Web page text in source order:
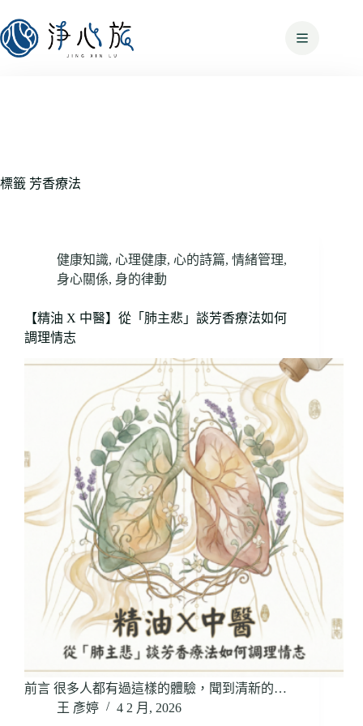
標籤 芳香療法
健康知識, 心理健康, 心的詩篇, 情緒管理,
身心關係, 身的律動
【精油 X 中醫】從「肺主悲」談芳香療法如何
調理情志
前言 很多人都有過這樣的體驗，聞到清新的…
王 彥婷
4 2 月, 2026